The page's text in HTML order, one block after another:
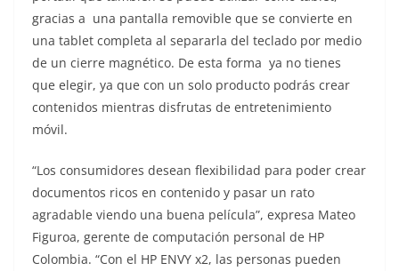
gracias a una pantalla removible que se convierte en
una tablet completa al separarla del teclado por medio
de un cierre magnético. De esta forma ya no tienes
que elegir, ya que con un solo producto podrás crear
contenidos mientras disfrutas de entretenimiento
móvil.
“Los consumidores desean flexibilidad para poder crear
documentos ricos en contenido y pasar un rato
agradable viendo una buena película”, expresa Mateo
Figuroa, gerente de computación personal de HP
Colombia. “Con el HP ENVY x2, las personas pueden